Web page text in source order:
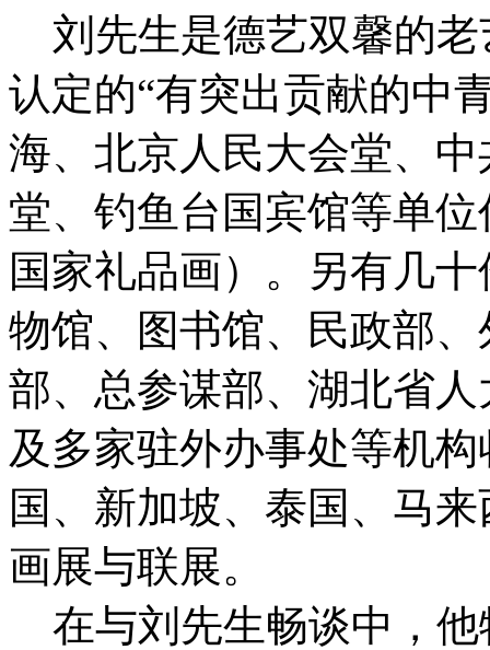
刘先生是德艺双馨的老
认定的“有突出贡献的中
海、北京人民大会堂、
堂、钓鱼台国宾馆等单
国家礼品画）。另有几
物馆、图书馆、民政部
部、总参谋部、湖北省
及多家驻外办事处等机
国、新加坡、泰国、马
画展与联展。
在与刘先生畅谈中，他